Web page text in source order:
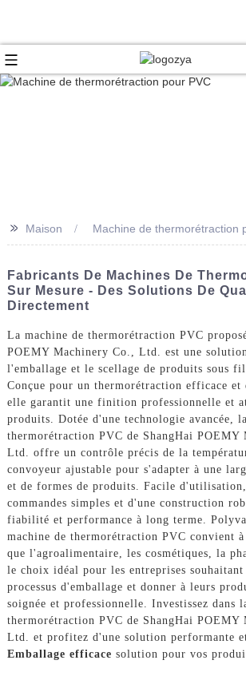
+86 15730993174
>> Maison Machine de thermorétraction
Fabricants De Machines De
Sur Mesure - Des Solutions De
Directement
La machine de thermorétraction PVC
POEMY Machinery Co., Ltd. est une
l'emballage et le scellage de produits sous
Conçue pour un thermorétraction efficace et
elle garantit une finition professionnelle et
produits. Dotée d'une technologie avancée,
thermorétraction PVC de ShangHai POEMY
Ltd. offre un contrôle précis de la
convoyeur ajustable pour s'adapter à une
et de formes de produits. Facile
commandes simples et d'une construction
fiabilité et performance à long terme.
machine de thermorétraction PVC convient
que l'agroalimentaire, les cosmétiques, la
le choix idéal pour les entreprises
processus d'emballage et donner à leurs
soignée et professionnelle. Investissez dans
thermorétraction PVC de ShangHai POEMY
Ltd. et profitez d'une solution performante
Emballage efficace solution pour vos